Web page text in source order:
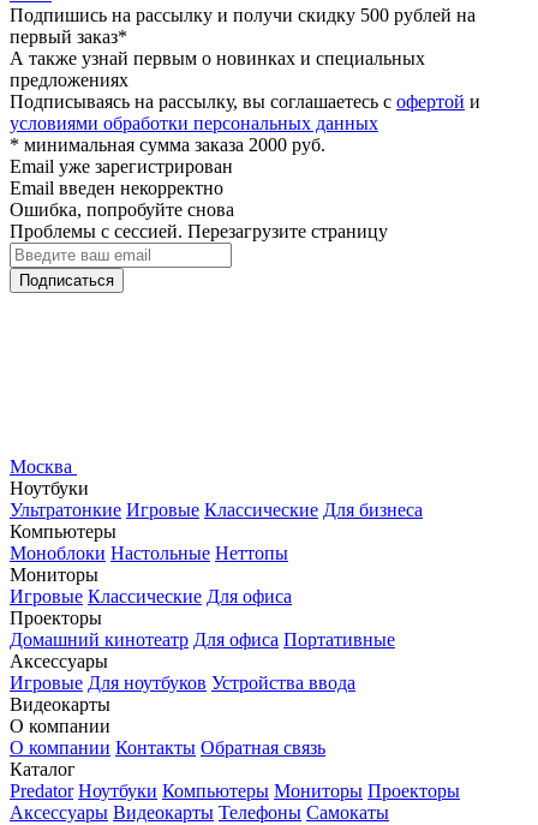
Подпишись на рассылку и получи скидку 500 рублей на
первый заказ*
А также узнай первым о новинках и специальных
предложениях
Подписываясь на рассылку, вы соглашаетесь с офертой и
условиями обработки персональных данных
* минимальная сумма заказа 2000 руб.
Email уже зарегистрирован
Email введен некорректно
Ошибка, попробуйте снова
Проблемы с сессией. Перезагрузите страницу
Подписаться
Москва
Ноутбуки
Ультратонкие Игровые Классические Для бизнеса
Компьютеры
Моноблоки Настольные Неттопы
Мониторы
Игровые Классические Для офиса
Проекторы
Домашний кинотеатр Для офиса Портативные
Аксессуары
Игровые Для ноутбуков Устройства ввода
Видеокарты
О компании
О компании Контакты Обратная связь
Каталог
Predator Ноутбуки Компьютеры Мониторы Проекторы
Аксессуары Видеокарты Телефоны Самокаты